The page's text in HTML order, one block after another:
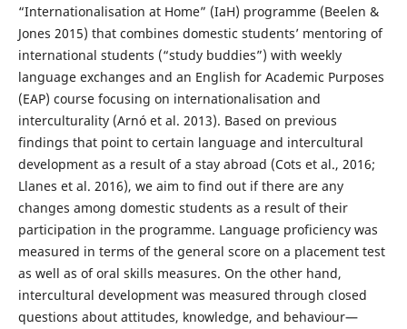
“Internationalisation at Home” (IaH) programme (Beelen &
Jones 2015) that combines domestic students’ mentoring of
international students (“study buddies”) with weekly
language exchanges and an English for Academic Purposes
(EAP) course focusing on internationalisation and
interculturality (Arnó et al. 2013). Based on previous
findings that point to certain language and intercultural
development as a result of a stay abroad (Cots et al., 2016;
Llanes et al. 2016), we aim to find out if there are any
changes among domestic students as a result of their
participation in the programme. Language proficiency was
measured in terms of the general score on a placement test
as well as of oral skills measures. On the other hand,
intercultural development was measured through closed
questions about attitudes, knowledge, and behaviour—